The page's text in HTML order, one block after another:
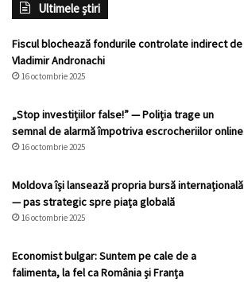
Ultimele știri
Fiscul blochează fondurile controlate indirect de
Vladimir Andronachi
16 octombrie 2025
„Stop investițiilor false!” — Poliția trage un
semnal de alarmă împotriva escrocheriilor online
16 octombrie 2025
Moldova își lansează propria bursă internațională
— pas strategic spre piața globală
16 octombrie 2025
Economist bulgar: Suntem pe cale de a
falimenta, la fel ca România și Franța